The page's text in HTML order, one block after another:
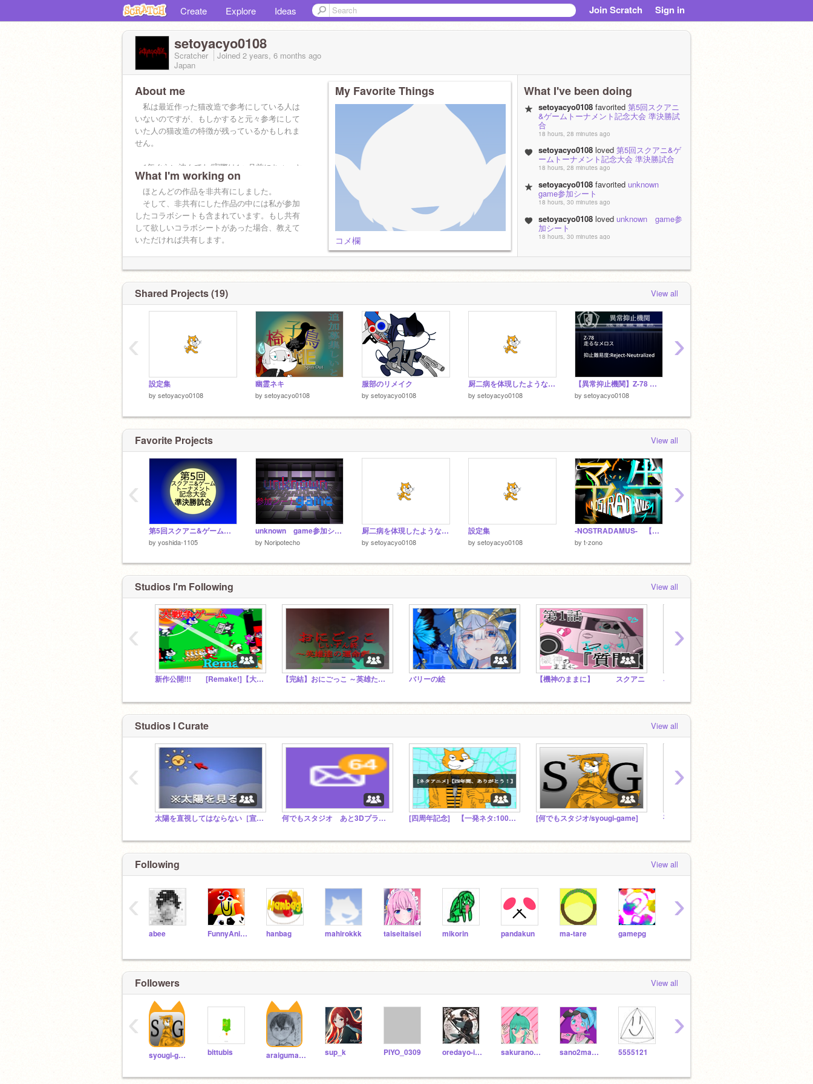
Create Explore Ideas Join Scratch Sign in
setoyacyo0108
Scratcher Joined 2 years, 6 months ago
Japan
About me
私は最近作った猫改造で参考にしている人は
いないのですが、もしかすると元々参考にして
いた人の猫改造の特徴が残っているかもしれま
せん。
1年ぐらい沈んでた(実際は1ヶ月前にちょっと
浮き上がってきてた)んですが、最近戻ってきま
した。仲良くしてください。
傾向なくなっててビビった。まあ傾向関連の
問題多かったし、しょうがない感はある。
What I'm working on
ほとんどの作品を非共有にしました。
そして、非共有にした作品の中には私が参加
したコラボシートも含まれています。もし共有
して欲しいコラボシートがあった場合、教えて
いただければ共有します。
My Favorite Things
コメ欄
What I've been doing
setoyacyo0108 favorited 第5回スクアニ
&ゲームトーナメント記念大会 準決勝試
合
18 hours, 28 minutes ago
setoyacyo0108 loved 第5回スクアニ&ゲ
ームトーナメント記念大会 準決勝試合
18 hours, 28 minutes ago
setoyacyo0108 favorited unknown
game参加シート
18 hours, 30 minutes ago
setoyacyo0108 loved unknown game参
加シート
18 hours, 30 minutes ago
1 week, 1 day ago
Shared Projects (19) View all
設定集
by setoyacyo0108
幽霊ネキ
by setoyacyo0108
服部のリメイク
by setoyacyo0108
厨二病を体現したようなキャラ作る
by setoyacyo0108
【異常抑止機関】Z-78 走るなメロス
by setoyacyo0108
‹ ›
Favorite Projects View all
第5回スクアニ&ゲームトーナメント記念大会 準決勝試合
by yoshida-1105
unknown game参加シート
by Noripotecho
厨二病を体現したようなキャラ作る
by setoyacyo0108
設定集
by setoyacyo0108
-NOSTRADAMUS- 【新アニメ】予告
by t-zono
‹ ›
Studios I'm Following View all
新作公開!!! [Remake!]【大戦争ゲーム】 【完結】おにごっこ ～英雄たちの運命劇～ バリーの絵 【機神のままに】 スクアニ ネコ改造が集う喫茶店
‹ ›
Studios I Curate View all
太陽を直視してはならない［宣言］スタジオ 何でもスタジオ あと3Dプラットフォーマーを30FPSキープできたので見てくれると嬉しいです（（（（殴 [四周年記念] 【一発ネタ:1000K行きたいっ!】 [何でもスタジオ/syougi-game]
‹ ›
Following View all
abee FunnyAnimatorJimTV hanbag mahirokkk taiseitaisei mikorin pandakun ma-tare gamepg
‹ ›
Followers View all
syougi-game bittubis araiguma1054 sup_k PIYO_0309 oredayo-ieeeee sakuranoheya sano2mannzirou 5555121
‹ ›